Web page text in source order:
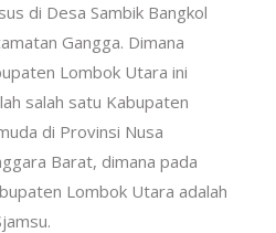
di Desa Sambik Bangkol
Gangga. Dimana
Lombok Utara ini
salah satu Kabupaten
di Provinsi Nusa
Barat, dimana pada
Lombok Utara adalah